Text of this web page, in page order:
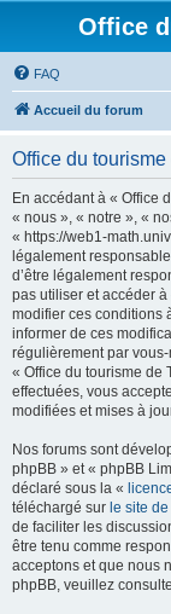
Office
FAQ
Accueil du forum
Office du
En accédant à « Office
« nous », « notre », «
« https://web1-
légalement
d’être légalement
pas utiliser et accéder
modifier ces conditions
informer de ces
régulièrement par
« Office du tourisme de
effectuées, vous
modifiées et mises à
Nos forums sont
phpBB » et « phpBB
déclaré sous la «
téléchargé sur le site
de faciliter les
être tenu comme
acceptons et que nous
phpBB, veuillez